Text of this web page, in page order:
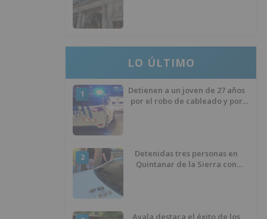
LO ÚLTIMO
1
Detienen a un joven de 27 años
por el robo de cableado y por
2
Detenidas tres personas en
Quintanar de la Sierra con
Ayala destaca el éxito de los